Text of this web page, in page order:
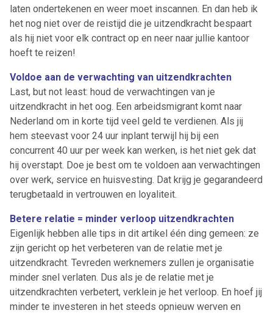
laten ondertekenen en weer moet inscannen. En dan heb ik
het nog niet over de reistijd die je uitzendkracht bespaart
als hij niet voor elk contract op en neer naar jullie kantoor
hoeft te reizen!
Voldoe aan de verwachting van uitzendkrachten
Last, but not least: houd de verwachtingen van je
uitzendkracht in het oog. Een arbeidsmigrant komt naar
Nederland om in korte tijd veel geld te verdienen. Als jij
hem steevast voor 24 uur inplant terwijl hij bij een
concurrent 40 uur per week kan werken, is het niet gek dat
hij overstapt. Doe je best om te voldoen aan verwachtingen
over werk, service en huisvesting. Dat krijg je gegarandeerd
terugbetaald in vertrouwen en loyaliteit.
Betere relatie = minder verloop uitzendkrachten
Eigenlijk hebben alle tips in dit artikel één ding gemeen: ze
zijn gericht op het verbeteren van de relatie met je
uitzendkracht. Tevreden werknemers zullen je organisatie
minder snel verlaten. Dus als je de relatie met je
uitzendkrachten verbetert, verklein je het verloop. En hoef jij
minder te investeren in het steeds opnieuw werven en
Ontvang vacatures direct in
je mailbox
Alerts ontvangen
Artikelen zoeken
Doorzaam
Flexmarkt Flexnieuws
NBBU
Normering Arbeid
ZiPconomy